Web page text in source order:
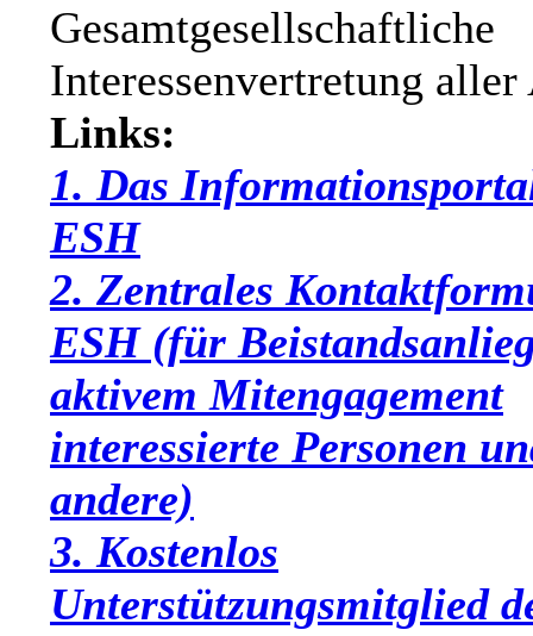
Gesamtgesellschaftliche
Interessenvertretung
Links:
1. Das
ESH
2. Zentrales
ESH (für
aktivem Mitengagement
interessierte Personen
andere)
3. Kostenlos
Unterstützungsmitglied